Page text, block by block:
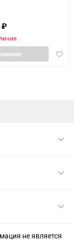
₽
не является